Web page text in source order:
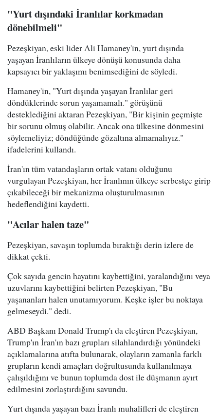
"Yurt dışındaki İranlılar korkmadan
dönebilmeli"
Pezeşkiyan, eski lider Ali Hamaney'in, yurt dışında
yaşayan İranlıların ülkeye dönüşü konusunda daha
kapsayıcı bir yaklaşımı benimsediğini de söyledi.
Hamaney'in, "Yurt dışında yaşayan İranlılar geri
döndüklerinde sorun yaşamamalı." görüşünü
desteklediğini aktaran Pezeşkiyan, "Bir kişinin geçmişte
bir sorunu olmuş olabilir. Ancak ona ülkesine dönmesini
söylemeliyiz; döndüğünde gözaltına almamalıyız."
ifadelerini kullandı.
İran'ın tüm vatandaşların ortak vatanı olduğunu
vurgulayan Pezeşkiyan, her İranlının ülkeye serbestçe girip
çıkabileceği bir mekanizma oluşturulmasının
hedeflendiğini kaydetti.
"Acılar halen taze"
Pezeşkiyan, savaşın toplumda bıraktığı derin izlere de
dikkat çekti.
Çok sayıda gencin hayatını kaybettiğini, yaralandığını veya
uzuvlarını kaybettiğini belirten Pezeşkiyan, "Bu
yaşananları halen unutamıyorum. Keşke işler bu noktaya
gelmeseydi." dedi.
ABD Başkanı Donald Trump'ı da eleştiren Pezeşkiyan,
Trump'ın İran'ın bazı grupları silahlandırdığı yönündeki
açıklamalarına atıfta bulunarak, olayların zamanla farklı
grupların kendi amaçları doğrultusunda kullanılmaya
çalışıldığını ve bunun toplumda dost ile düşmanın ayırt
edilmesini zorlaştırdığını savundu.
Yurt dışında yaşayan bazı İranlı muhalifleri de eleştiren